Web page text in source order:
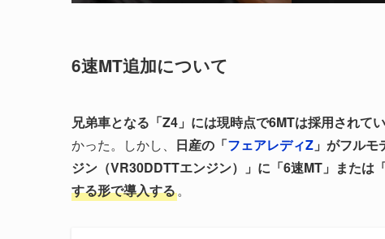
6速MT追加について
兄弟車となる「Z4」には現時点で6MTは採用されてい
かった。しかし、 日産の「フェアレディZ 」がフル
ジン（VR30DDTTエンジン）」に「6速MT」または
する形で導入する。